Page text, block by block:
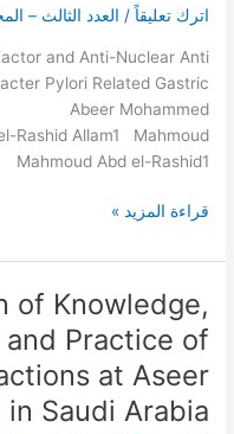
اترك تعليقاً / العدد الثالث –
and Anti-Nuclear Anti
Pylori Related Gastric
Abeer Mohammed
Allam1 Mahmoud
Abd el-Rashid1
Anti-
Nuclear
Anti
bodies
in
Patients
Helicobacter
Related
Lesions
قراءة المزيد »
of Knowledge,
and Practice of
at Aseer
Saudi Arabia
Evaluation
of
Knowledge,
Awareness,
and